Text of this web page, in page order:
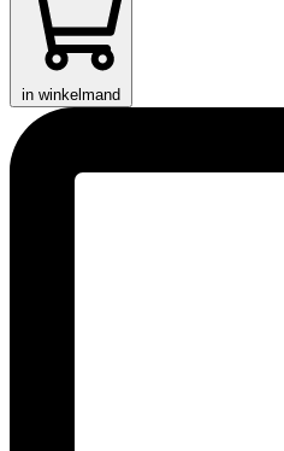
in winkelmand